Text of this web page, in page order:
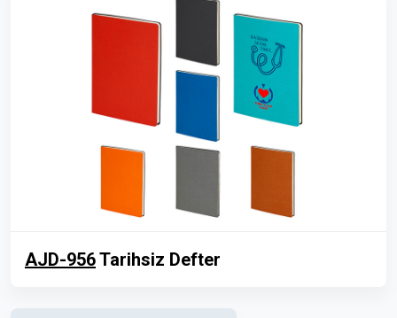
AJD-956Tarihsiz Defter